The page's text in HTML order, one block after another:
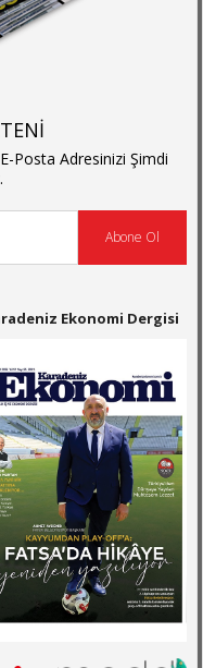
Posta Adresinizi Şimdi
Abone Ol
Ekonomi Dergisi